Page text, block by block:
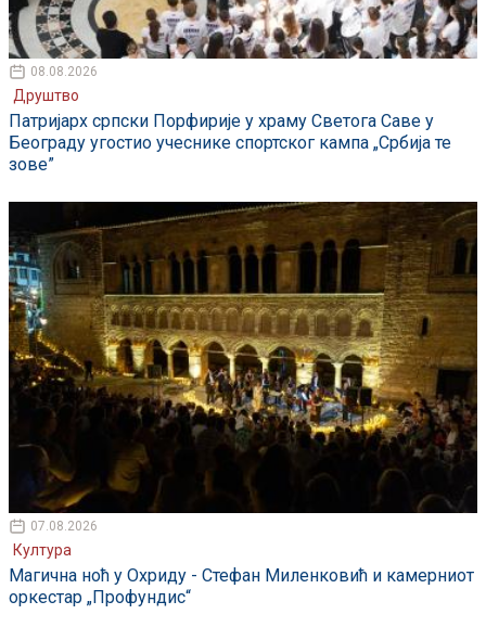
08.08.2026
Друштво
Патријарх српски Порфирије у храму Светога Саве у
Београду угостио учеснике спортског кампа „Србија те
зове”
07.08.2026
Култура
Магична ноћ у Охриду - Стефан Миленковић и камерниот
оркестар „Профундис“